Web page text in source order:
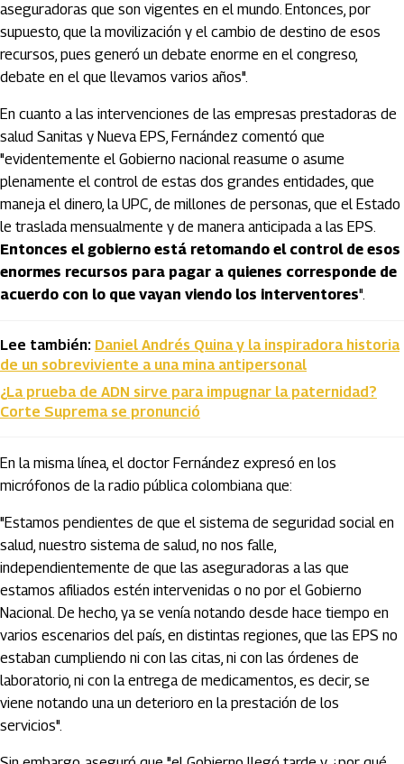
aseguradoras que son vigentes en el mundo. Entonces, por
supuesto, que la movilización y el cambio de destino de esos
recursos, pues generó un debate enorme en el congreso,
debate en el que llevamos varios años".
En cuanto a las intervenciones de las empresas prestadoras de
salud Sanitas y Nueva EPS, Fernández comentó que
"evidentemente el Gobierno nacional reasume o asume
plenamente el control de estas dos grandes entidades, que
maneja el dinero, la UPC, de millones de personas, que el Estado
le traslada mensualmente y de manera anticipada a las EPS.
Entonces el gobierno está retomando el control de esos
enormes recursos para pagar a quienes corresponde de
acuerdo con lo que vayan viendo los interventores".
Lee también: Daniel Andrés Quina y la inspiradora historia
de un sobreviviente a una mina antipersonal
¿La prueba de ADN sirve para impugnar la paternidad?
Corte Suprema se pronunció
En la misma línea, el doctor Fernández expresó en los
micrófonos de la radio pública colombiana que:
"Estamos pendientes de que el sistema de seguridad social en
salud, nuestro sistema de salud, no nos falle,
independientemente de que las aseguradoras a las que
estamos afiliados estén intervenidas o no por el Gobierno
Nacional. De hecho, ya se venía notando desde hace tiempo en
varios escenarios del país, en distintas regiones, que las EPS no
estaban cumpliendo ni con las citas, ni con las órdenes de
laboratorio, ni con la entrega de medicamentos, es decir, se
viene notando una un deterioro en la prestación de los
servicios".